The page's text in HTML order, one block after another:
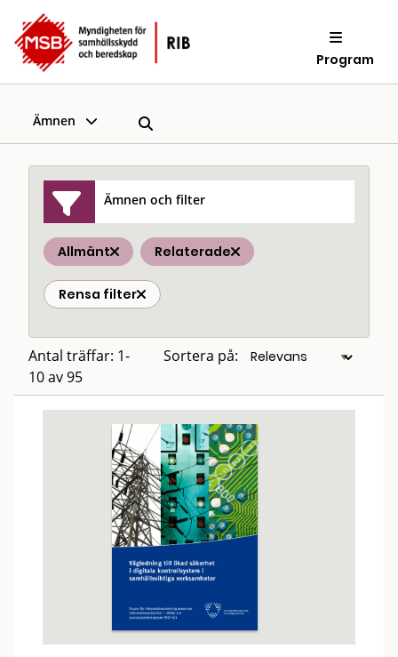
Program
Ämnen
Ämnen och filter
Allmänt Relaterade
Rensa filter
Antal träffar: 1-
10 av 95
Sortera på: